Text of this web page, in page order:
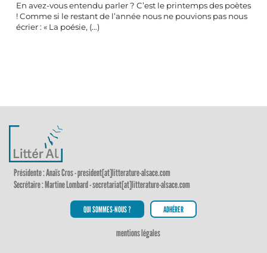
En avez-vous entendu parler ? C’est le printemps des poètes
! Comme si le restant de l’année nous ne pouvions pas nous
écrier : « La poésie, (…)
Présidente : Anaïs Cros - president[at]litterature-alsace.com
Secrétaire : Martine Lombard - secretariat[at]litterature-alsace.com
QUI SOMMES-NOUS ? ADHÉRER
mentions légales